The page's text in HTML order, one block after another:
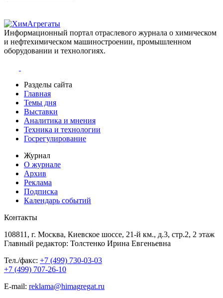
Информационный портал отраслевого журнала о химическом
и нефтехимическом машиностроении, промышленном
оборудовании и технологиях.
Разделы сайта
Главная
Темы дня
Выставки
Аналитика и мнения
Техника и технологии
Госрегулирование
Журнал
О журнале
Архив
Реклама
Подписка
Календарь событий
Контакты
108811, г. Москва, Киевское шоссе, 21-й км., д.3, стр.2, 2 этаж
Главный редактор: Толстенко Ирина Евгеньевна
Тел./факс: +7 (499) 730-03-03
+7 (499) 707-26-10
E-mail: reklama@himagregat.ru